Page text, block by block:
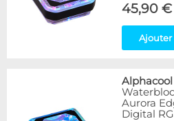
45,90 €
Ajouter
Alphacool
Aurora
Digital